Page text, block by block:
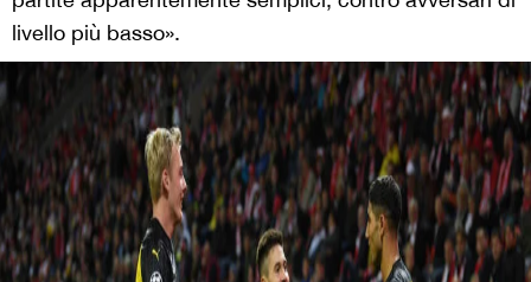
livello più basso».